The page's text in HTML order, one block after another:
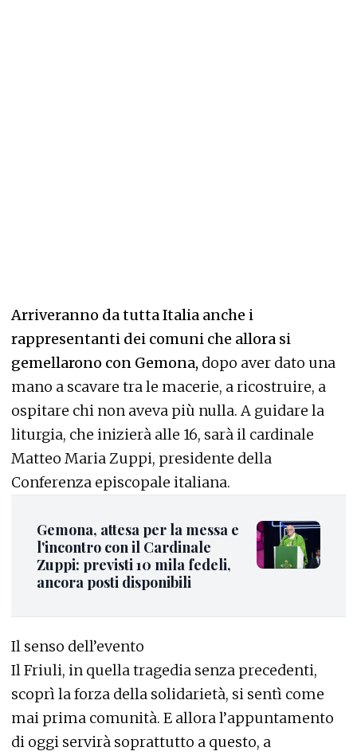
Arriveranno da tutta Italia anche i
rappresentanti dei comuni che allora si
gemellarono con Gemona, dopo aver dato una
mano a scavare tra le macerie, a ricostruire, a
ospitare chi non aveva più nulla. A guidare la
liturgia, che inizierà alle 16, sarà il cardinale
Matteo Maria Zuppi, presidente della
Conferenza episcopale italiana.
Gemona, attesa per la messa e
l'incontro con il Cardinale
Zuppi: previsti 10 mila fedeli,
ancora posti disponibili
Il senso dell’evento
Il Friuli, in quella tragedia senza precedenti,
scoprì la forza della solidarietà, si sentì come
mai prima comunità. E allora l’appuntamento
di oggi servirà soprattutto a questo, a